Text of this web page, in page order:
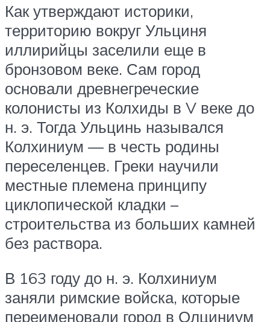
Как утверждают историки,
территорию вокруг Ульциня
иллирийцы заселили еще в
бронзовом веке. Сам город
основали древнегреческие
колонисты из Колхиды в V веке до
н. э. Тогда Ульцинь назывался
Колхиниум — в честь родины
переселенцев. Греки научили
местные племена принципу
циклопической кладки –
строительства из больших камней
без раствора.
В 163 году до н. э. Колхиниум
заняли римские войска, которые
переименовали город в Олциниум